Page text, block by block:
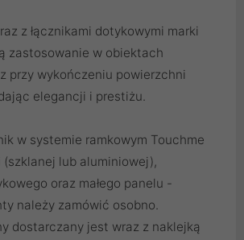
z łącznikami dotykowymi marki
zastosowanie w obiektach
przy wykończeniu powierzchni
elegancji i prestiżu.
w systemie ramkowym Touchme
(szklanej lub aluminiowej),
oraz małego panelu -
należy zamówić osobno.
dostarczany jest wraz z naklejką